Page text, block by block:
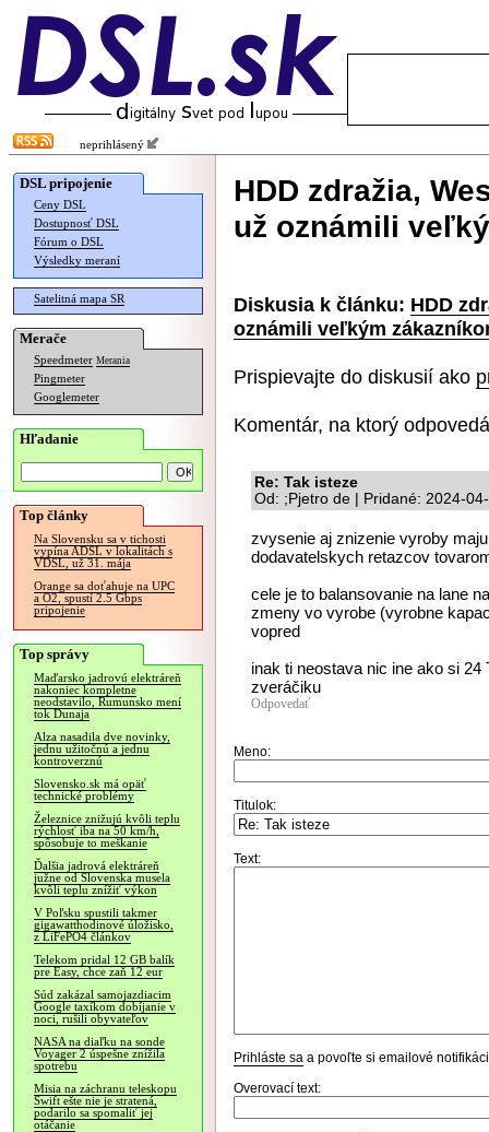
neprihlásený
DSL pripojenie
Ceny DSL
Dostupnosť DSL
Fórum o DSL
Výsledky meraní
Satelitná mapa SR
Merače
Speedmeter Merania
Pingmeter
Googlemeter
Hľadanie
Top články
Na Slovensku sa v tichosti
vypína ADSL v lokalitách s
VDSL, už 31. mája
Orange sa doťahuje na UPC
a O2, spustí 2.5 Gbps
pripojenie
Top správy
Maďarsko jadrovú elektráreň
nakoniec kompletne
neodstavilo, Rumunsko mení
tok Dunaja
Alza nasadila dve novinky,
jednu užitočnú a jednu
kontroverznú
Slovensko.sk má opäť
technické problémy
Železnice znižujú kvôli teplu
rýchlosť iba na 50 km/h,
spôsobuje to meškanie
Ďalšia jadrová elektráreň
južne od Slovenska musela
kvôli teplu znížiť výkon
V Poľsku spustili takmer
gigawatthodinové úložisko,
z LiFePO4 článkov
Telekom pridal 12 GB balík
pre Easy, chce zaň 12 eur
Súd zakázal samojazdiacim
Google taxíkom dobíjanie v
noci, rušili obyvateľov
NASA na diaľku na sonde
Voyager 2 úspešne znížila
spotrebu
Misia na záchranu teleskopu
Swift ešte nie je stratená,
podarilo sa spomaliť jej
otáčanie
HDD zdražia,
už oznámili
Diskusia k článku: HDD
oznámili veľkým
Prispievajte do diskusií ako
Komentár, na ktorý
Re: Tak isteze
Od: ;Pjetro de | Pridané: 2024-
zvysenie aj znizenie vyroby
dodavatelskych retazcov
cele je to balansovanie na lane
zmeny vo vyrobe (vyrobne
vopred
inak ti neostava nic ine ako si
zveráčiku
Odpovedať
Meno:
Titulok:
Text:
Prihláste sa a povoľte si emailové
Overovací text: